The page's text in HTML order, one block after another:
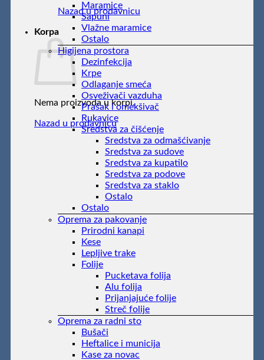
Nazad u prodavnicu
Korpa
Nema proizvoda u korpi.
Nazad u prodavnicu
Maramice
Sapuni
Vlažne maramice
Ostalo
Higijena prostora
Dezinfekcija
Krpe
Odlaganje smeća
Osveživači vazduha
Prašak i omekšivač
Rukavice
Sredstva za čišćenje
Sredstva za odmašćivanje
Sredstva za sudove
Sredstva za kupatilo
Sredstva za podove
Sredstva za staklo
Ostalo
Ostalo
Oprema za pakovanje
Prirodni kanapi
Kese
Lepljive trake
Folije
Pucketava folija
Alu folija
Prijanjajuće folije
Streč folije
Oprema za radni sto
Bušači
Heftalice i municija
Kase za novac